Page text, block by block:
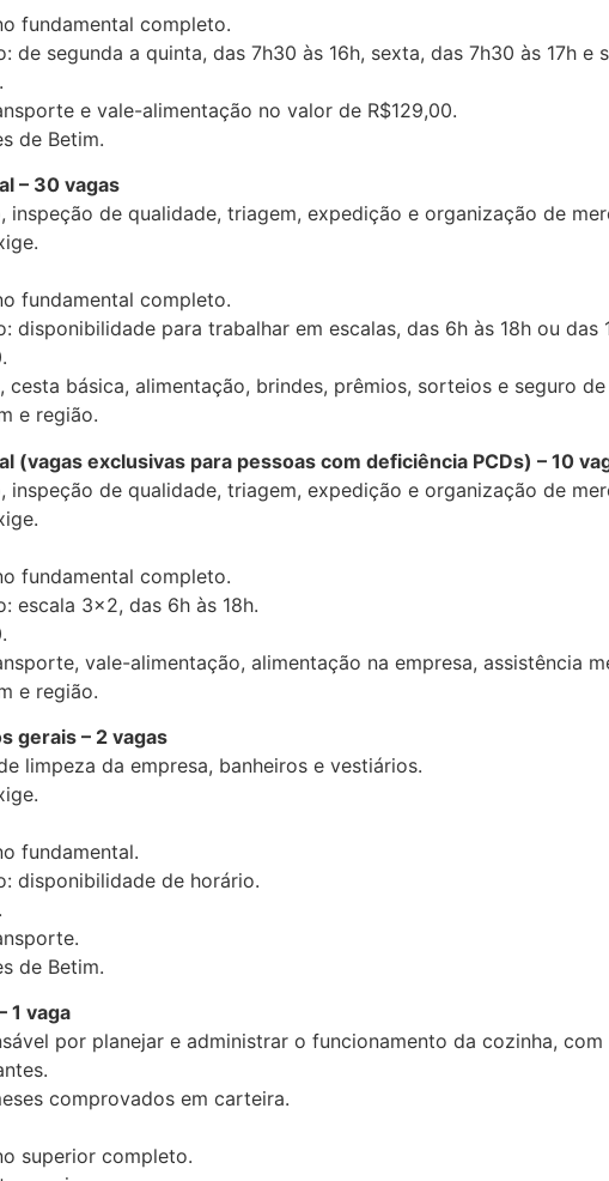
fundamental completo.
de segunda a quinta, das 7h30 às 16h, sexta, das 7h30 às 17h e
e vale-alimentação no valor de R$129,00.
de Betim.
– 30 vagas
inspeção de qualidade, triagem, expedição e organização de
fundamental completo.
disponibilidade para trabalhar em escalas, das 6h às 18h ou das
cesta básica, alimentação, brindes, prêmios, sorteios e seguro
e região.
(vagas exclusivas para pessoas com deficiência PCDs) – 10
inspeção de qualidade, triagem, expedição e organização de
fundamental completo.
escala 3×2, das 6h às 18h.
vale-alimentação, alimentação na empresa, assistência
e região.
gerais – 2 vagas
limpeza da empresa, banheiros e vestiários.
fundamental.
disponibilidade de horário.
de Betim.
1 vaga
por planejar e administrar o funcionamento da cozinha,
comprovados em carteira.
superior completo.